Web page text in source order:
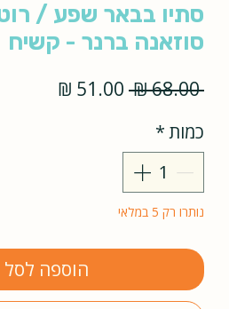
סתיו בבאר שפע /
סוזאנה ברנר - קשיח
‏68.00 ‏₪
מחיר
כמות*
נותרו רק 5 במלאי
הוספה לסל